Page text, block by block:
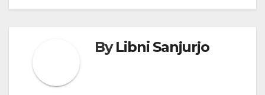
ByLibni Sanjurjo